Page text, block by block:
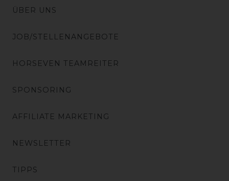
ÜBER UNS
JOB/STELLENANGEBOTE
HORSEVEN TEAMREITER
SPONSORING
AFFILIATE MARKETING
NEWSLETTER
TIPPS